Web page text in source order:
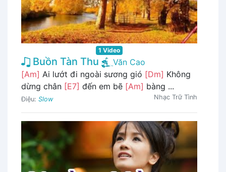
1 Video
Buồn Tàn Thu
Văn Cao
[Am] Ai lướt đi ngoài sương gió [Dm] Không
dừng chân [E7] đến em bẽ [Am] bàng ...
Điệu: Slow Nhạc Trữ Tình